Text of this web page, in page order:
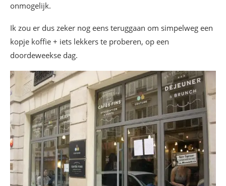
onmogelijk.
Ik zou er dus zeker nog eens teruggaan om simpelweg een
kopje koffie + iets lekkers te proberen, op een
doordeweekse dag.